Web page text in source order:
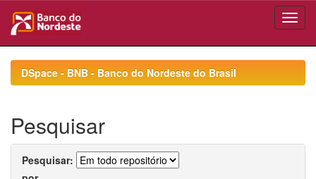
navigationDSpace - BNB - Banco do Nordeste do Brasil
Pesquisar
Pesquisar: